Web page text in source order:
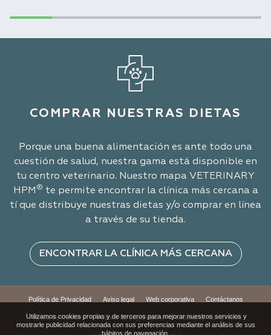
COMPRAR NUESTRAS DIETAS
Porque una buena alimentación es ante todo una
cuestión de salud, nuestra gama está disponible en
tu centro veterinario. Nuestro mapa VETERINARY
HPM ® te permite encontrar la clínica más cercana a
tí que distribuye nuestras dietas y/o comprar en línea
a través de su tienda.
ENCONTRAR LA CLÍNICA MÁS CERCANA
Política de Privacidad Aviso legal Web corporativa Contáctanos
Política de Cookies Política de seguridad en la cadena de suministros
Utilizamos cookies propias y de terceros para mejorar nuestros servicios y
mostrarle publicidad relacionada con sus preferencias mediante el análisis de sus
hábitos de navegación.